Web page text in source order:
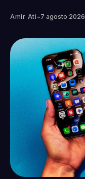
Amir Ati -7 agosto 2026